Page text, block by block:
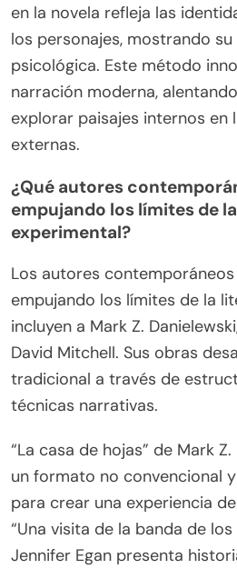
en la novela refleja las
los personajes, mostrando
psicológica. Este método
narración moderna,
explorar paisajes internos en
externas.
¿Qué autores
empujando los límites de
experimental?
Los autores
empujando los límites de la
incluyen a Mark Z.
David Mitchell. Sus obras
tradicional a través de
técnicas narrativas.
“La casa de hojas” de Mark
un formato no convencional
para crear una experiencia
“Una visita de la banda de
Jennifer Egan presenta